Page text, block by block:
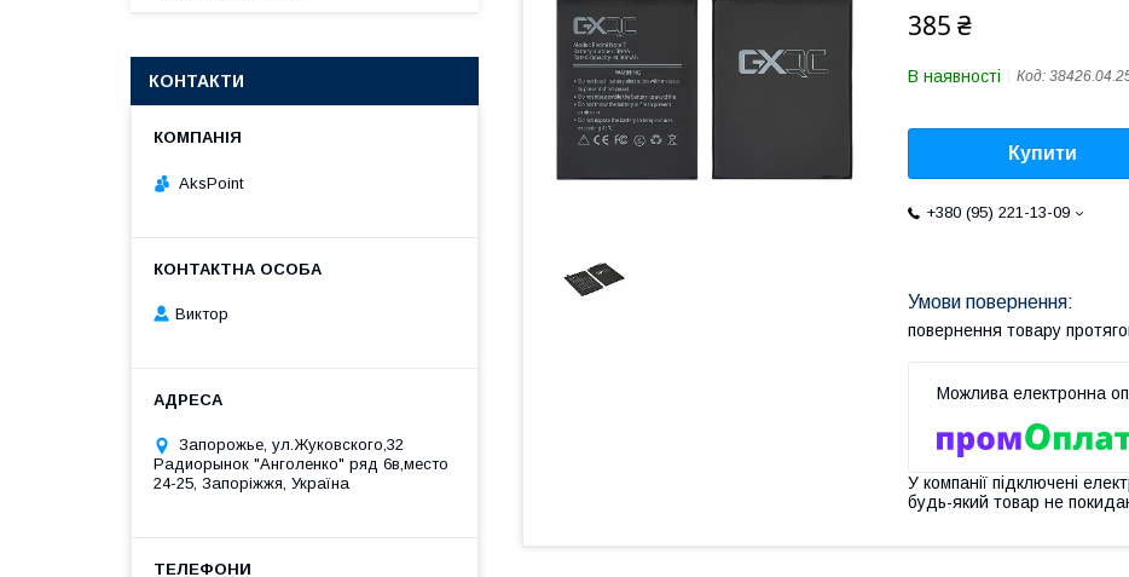
385 ₴
В наявності Код:
Купити
+380 (95) 221-13-09
повернення товару
У компанії підключені
будь-який товар не
КОНТАКТИ
AksPoint
Виктор
Запорожье, ул.Жуковского,32
Радиорынок "Анголенко" ряд 6в,место
24-25, Запоріжжя, Україна